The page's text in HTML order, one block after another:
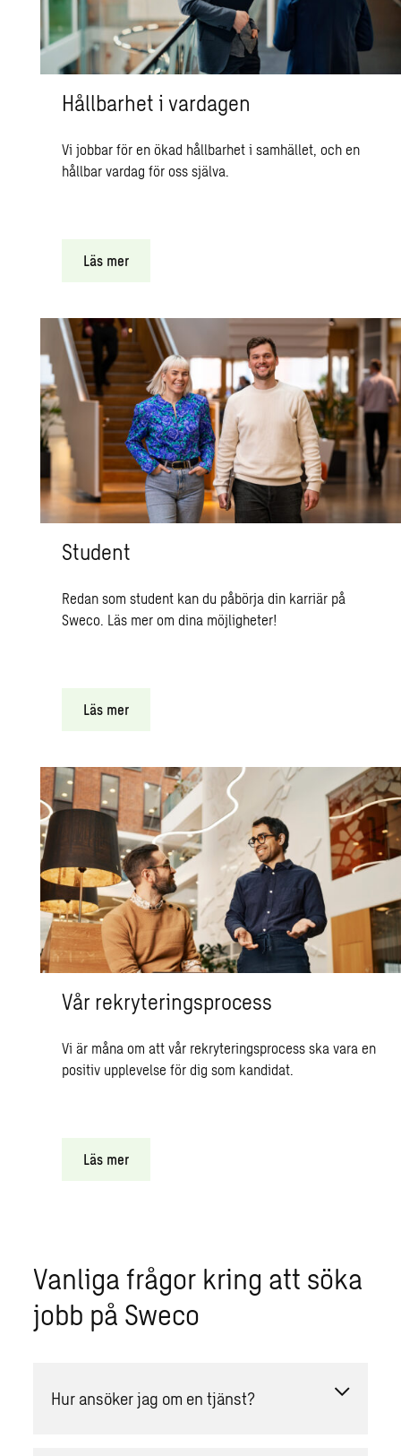
Hållbarhet i vardagen
Vi jobbar för en ökad hållbarhet i samhället, och en
hållbar vardag för oss själva.
Läs mer
Student
Redan som student kan du påbörja din karriär på
Sweco. Läs mer om dina möjligheter!
Läs mer
Vår rekryteringsprocess
Vi är måna om att vår rekryteringsprocess ska vara en
positiv upplevelse för dig som kandidat.
Läs mer
Vanliga frågor kring att söka
jobb på Sweco
Hur ansöker jag om en tjänst?